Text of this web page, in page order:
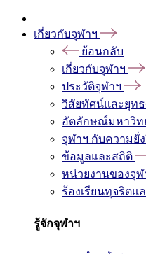
เกี่ยวกับจุฬาฯ
ย้อนกลับ
เกี่ยวกับจุฬาฯ
ประวัติจุฬาฯ
วิสัยทัศน์และยุท
อัตลักษณ์มหาวิท
จุฬาฯ กับความยั่
ข้อมูลและสถิติ
หน่วยงานของจุฬ
ร้องเรียนทุจริต
รู้จักจุฬาฯ